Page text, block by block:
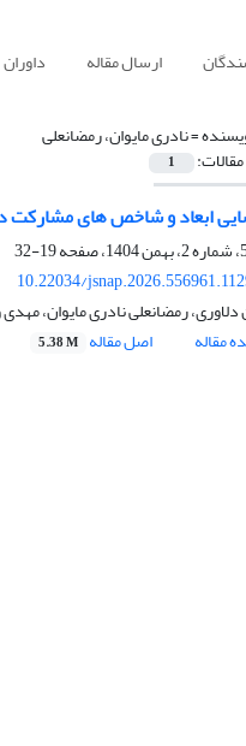
ارسال مقاله داوران
=نادری مایوان، رمضانعلی
1
ابعاد و شاخص های مشارکت
19-32
10.22034/
رمضانعلی نادری مایوان،
مقاله
اصل مقاله 5.38 M